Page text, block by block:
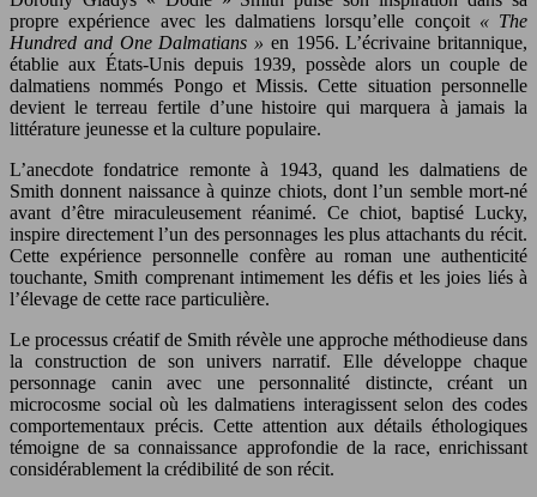
propre expérience avec les dalmatiens lorsqu’elle conçoit « The
Hundred and One Dalmatians » en 1956. L’écrivaine britannique,
établie aux États-Unis depuis 1939, possède alors un couple de
dalmatiens nommés Pongo et Missis. Cette situation personnelle
devient le terreau fertile d’une histoire qui marquera à jamais la
littérature jeunesse et la culture populaire.
L’anecdote fondatrice remonte à 1943, quand les dalmatiens de
Smith donnent naissance à quinze chiots, dont l’un semble mort-né
avant d’être miraculeusement réanimé. Ce chiot, baptisé Lucky,
inspire directement l’un des personnages les plus attachants du récit.
Cette expérience personnelle confère au roman une authenticité
touchante, Smith comprenant intimement les défis et les joies liés à
l’élevage de cette race particulière.
Le processus créatif de Smith révèle une approche méthodieuse dans
la construction de son univers narratif. Elle développe chaque
personnage canin avec une personnalité distincte, créant un
microcosme social où les dalmatiens interagissent selon des codes
comportementaux précis. Cette attention aux détails éthologiques
témoigne de sa connaissance approfondie de la race, enrichissant
considérablement la crédibilité de son récit.